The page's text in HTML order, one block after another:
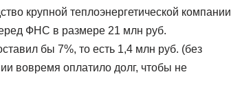
крупной теплоэнергетической компании
ФНС в размере 21 млн руб.
бы 7%, то есть 1,4 млн руб. (без
вовремя оплатило долг, чтобы не